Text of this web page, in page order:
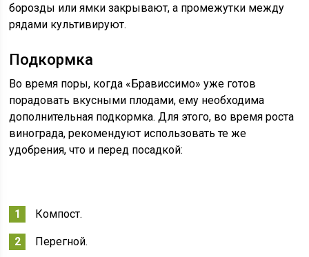
борозды или ямки закрывают, а промежутки между
рядами культивируют.
Подкормка
Во время поры, когда «Брависсимо» уже готов
порадовать вкусными плодами, ему необходима
дополнительная подкормка. Для этого, во время роста
винограда, рекомендуют использовать те же
удобрения, что и перед посадкой:
Компост.
Перегной.